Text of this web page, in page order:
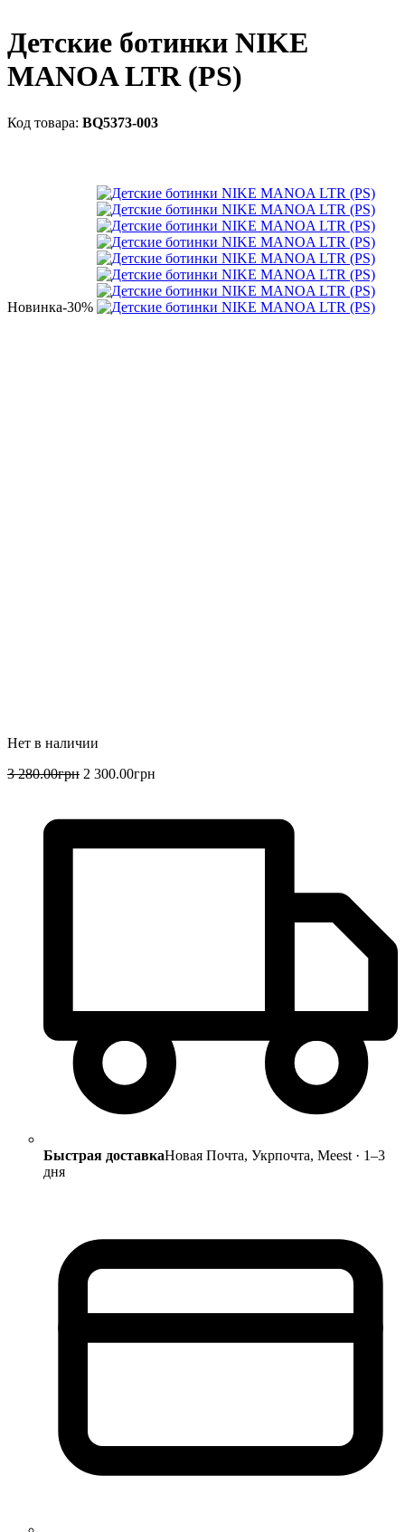
Детские ботинки NIKE
MANOA LTR (PS)
BQ5373-003
Новинка-30%
3 280.00грн 2 300.00грн
Быстрая доставкаНовая Почта, Укрпочта, Meest · 1–3
дня